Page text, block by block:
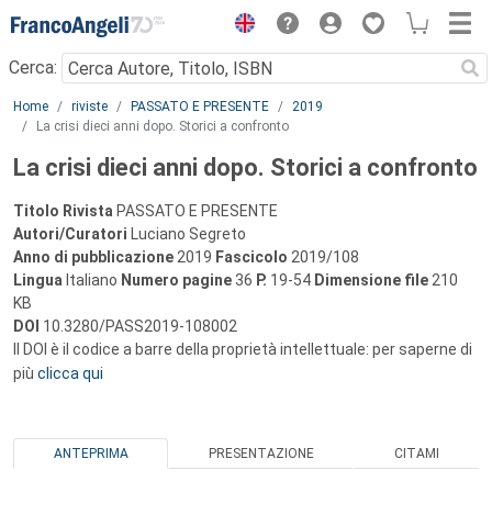
Menu
Cerca:
Main content
Home riviste PASSATO E PRESENTE
2019
La crisi dieci anni dopo. Storici a confronto
La crisi dieci anni dopo. Storici a confronto
Titolo Rivista PASSATO E PRESENTE
Autori/Curatori Luciano Segreto
Anno di pubblicazione 2019 Fascicolo 2019/108
Lingua Italiano Numero pagine 36 P. 19-54 Dimensione file 210
KB
DOI 10.3280/PASS2019-108002
Il DOI è il codice a barre della proprietà intellettuale: per saperne di
più clicca qui
ANTEPRIMA PRESENTAZIONE CITAMI